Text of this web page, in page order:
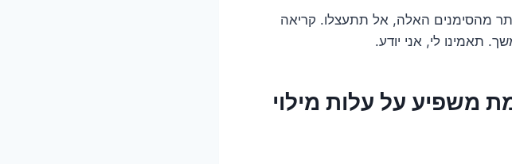
מהסימנים האלה, אל תתעצלו. קריאה
תאמינו לי, אני יודע.
על עלות מילוי